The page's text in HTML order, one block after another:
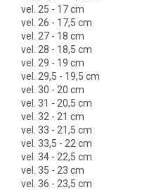
vel. 25 - 17 cm
vel. 26 - 17,5 cm
vel. 27 - 18 cm
vel. 28 - 18,5 cm
vel. 29 - 19 cm
vel. 29,5 - 19,5 cm
vel. 30 - 20 cm
vel. 31 - 20,5 cm
vel. 32 - 21 cm
vel. 33 - 21,5 cm
vel. 33,5 - 22 cm
vel. 34 - 22,5 cm
vel. 35 - 23 cm
vel. 36 - 23,5 cm